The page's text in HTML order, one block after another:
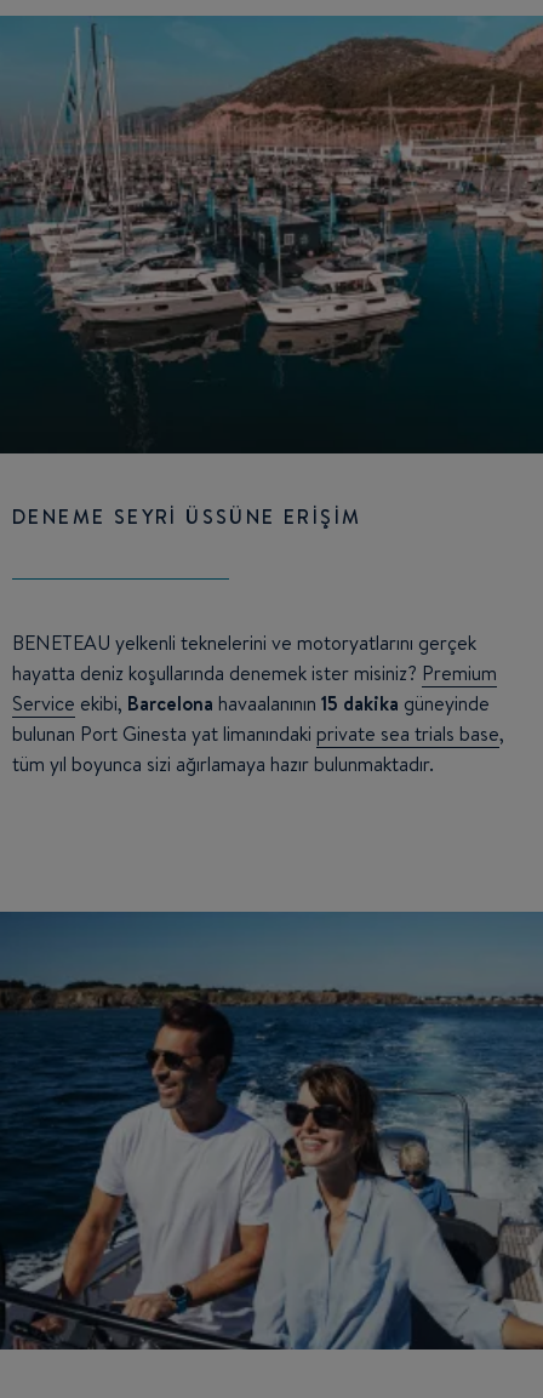
DENEME SEYRİ ÜSSÜNE ERİŞİM
BENETEAU yelkenli teknelerini ve motoryatlarını gerçek
hayatta deniz koşullarında denemek ister misiniz? Premium
Service ekibi, Barcelona havaalanının 15 dakika güneyinde
bulunan Port Ginesta yat limanındaki private sea trials base,
tüm yıl boyunca sizi ağırlamaya hazır bulunmaktadır.